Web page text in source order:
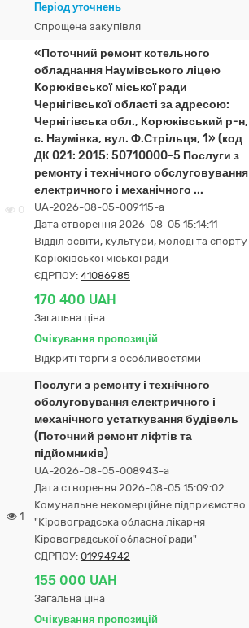
Період уточнень
Спрощена закупівля
0
«Поточний ремонт котельного
обладнання Наумівського ліцею
Корюківської міської ради
Чернігівської області за адресою:
Чернігівська обл., Корюківський р-н,
с. Наумівка, вул. Ф.Стрільця, 1» (код
ДК 021: 2015: 50710000-5 Послуги з
ремонту і технічного обслуговування
електричного і механічного ...
UA-2026-08-05-009115-a
Дата створення 2026-08-05 15:14:11
Відділ освіти, культури, молоді та спорту
Корюківської міської ради
ЄДРПОУ: 41086985
170 400 UAH
Загальна ціна
Очікування пропозицій
Відкриті торги з особливостями
1
Послуги з ремонту і технічного
обслуговування електричного і
механічного устаткування будівель
(Поточний ремонт ліфтів та
підйомників)
UA-2026-08-05-008943-a
Дата створення 2026-08-05 15:09:02
Комунальне некомерційне підприємство
"Кіровоградська обласна лікарня
Кіровоградської обласної ради"
ЄДРПОУ: 01994942
155 000 UAH
Загальна ціна
Очікування пропозицій